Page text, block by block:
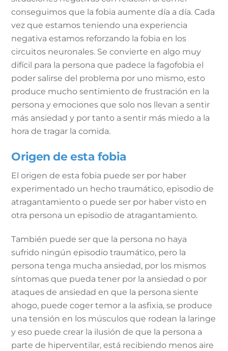
conseguimos que la fobia aumente día a día. Cada
vez que estamos teniendo una experiencia
negativa estamos reforzando la fobia en los
circuitos neuronales. Se convierte en algo muy
difícil para la persona que padece la fagofobia el
poder salirse del problema por uno mismo, esto
produce mucho sentimiento de frustración en la
persona y emociones que solo nos llevan a sentir
más ansiedad y por tanto a sentir más miedo a la
hora de tragar la comida.
Origen de esta fobia
El origen de esta fobia puede ser por haber
experimentado un hecho traumático, episodio de
atragantamiento o puede ser por haber visto en
otra persona un episodio de atragantamiento.
También puede ser que la persona no haya
sufrido ningún episodio traumático, pero la
persona tenga mucha ansiedad, por los mismos
síntomas que pueda tener por la ansiedad o por
ataques de ansiedad en que la persona siente
ahogo, puede coger temor a la asfixia, se produce
una tensión en los músculos que rodean la laringe
y eso puede crear la ilusión de que la persona a
parte de hiperventilar, está recibiendo menos aire